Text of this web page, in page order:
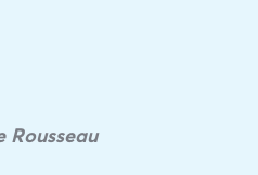
Rousseau